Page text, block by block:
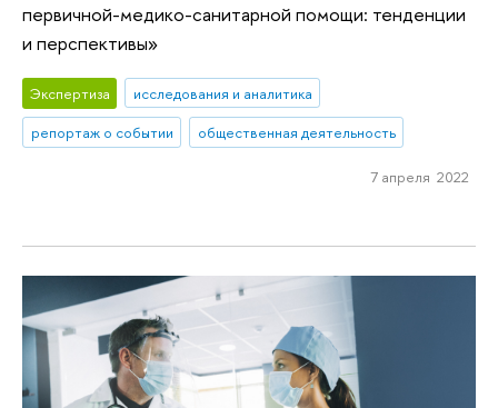
первичной-медико-санитарной помощи: тенденции
и перспективы»
Экспертиза
исследования и аналитика
репортаж о событии
общественная деятельность
7 апреля 2022